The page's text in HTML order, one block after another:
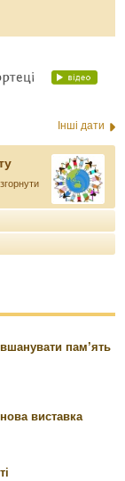
Інші дати
пам’ять
виставка